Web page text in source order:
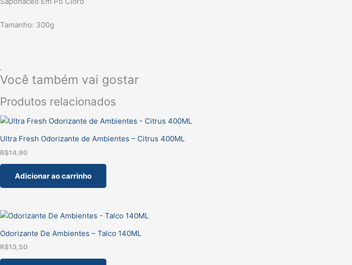
Tamanho: 300g
Você também vai gostar
Produtos relacionados
Ultra Fresh Odorizante de Ambientes – Citrus 400ML
R$14,90
Adicionar ao carrinho
Odorizante De Ambientes – Talco 140ML
R$13,50